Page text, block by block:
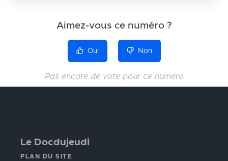
Aimez-vous ce numéro ?
Oui Non
Pas encore de vote pour ce numéro
Le Docdujeudi
PLAN DU SITE